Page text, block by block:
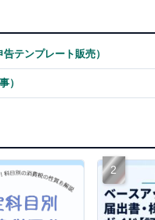
テンプレート販売）
）